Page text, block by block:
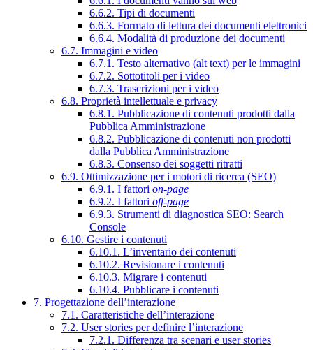
6.6.2. Tipi di documenti
6.6.3. Formato di lettura dei documenti elettronici
6.6.4. Modalità di produzione dei documenti
6.7. Immagini e video
6.7.1. Testo alternativo (alt text) per le immagini
6.7.2. Sottotitoli per i video
6.7.3. Trascrizioni per i video
6.8. Proprietà intellettuale e privacy
6.8.1. Pubblicazione di contenuti prodotti dalla
Pubblica Amministrazione
6.8.2. Pubblicazione di contenuti non prodotti
dalla Pubblica Amministrazione
6.8.3. Consenso dei soggetti ritratti
6.9. Ottimizzazione per i motori di ricerca (SEO)
6.9.1. I fattori on-page
6.9.2. I fattori off-page
6.9.3. Strumenti di diagnostica SEO: Search
Console
6.10. Gestire i contenuti
6.10.1. L’inventario dei contenuti
6.10.2. Revisionare i contenuti
6.10.3. Migrare i contenuti
6.10.4. Pubblicare i contenuti
7. Progettazione dell’interazione
7.1. Caratteristiche dell’interazione
7.2. User stories per definire l’interazione
7.2.1. Differenza tra scenari e user stories